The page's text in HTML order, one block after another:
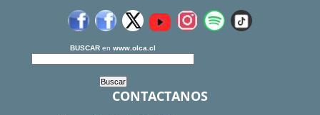
BUSCAR en www.olca.cl
CONTACTANOS